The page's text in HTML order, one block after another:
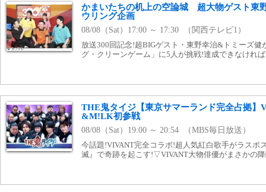
かまいたちの机上の空論城 超大物ゲスト東
ウリング企画
08/08（Sat）17:00 ～ 17:30 （関西テレビ1）
放送300回記念!超BIGゲスト・東野幸治&トミーズ健
グ・クリーンゲーム」に5人が挑戦!達成できなけれ
THE鬼タイジ【東京サマーランド完全占拠】
&M!LK初参戦
08/08（Sat）19:00 ～ 20:54 （MBS毎日放送）
今話題!VIVANT完全コラボ!超人気紅白歌手がラス
滅』で奇跡を起こす!▽VIVANT大物俳優がまさかの